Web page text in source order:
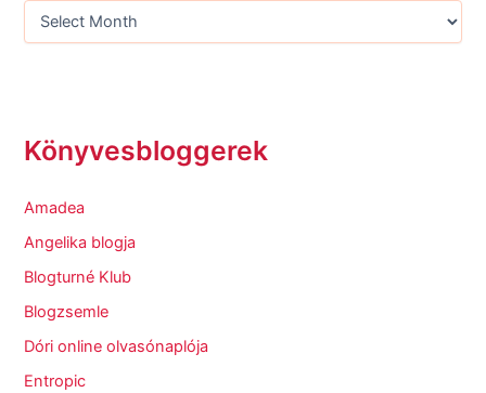
Könyvesbloggerek
Amadea
Angelika blogja
Blogturné Klub
Blogzsemle
Dóri online olvasónaplója
Entropic